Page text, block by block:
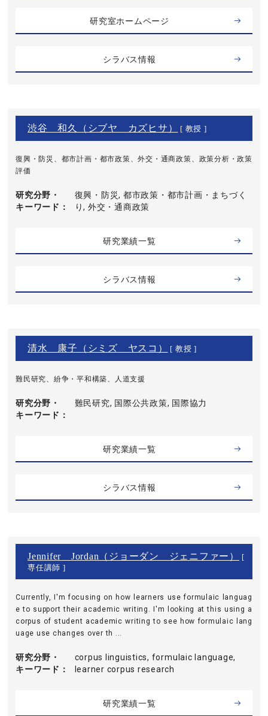
研究室ホームページ
シラバス情報
渋谷 和久（シブヤ カズヒサ） [ 教授 ]
復興・防災、都市計画・都市政策、外交・通商政策、政策分析・政策
評価
研究分野・
キーワード
復興・防災, 都市政策・都市計画・まちづく
り, 外交・通商政策
研究業績一覧
シラバス情報
清水 康子（シミズ ヤスコ） [ 教授 ]
難民研究、紛争・平和構築、人道支援
研究分野・
キーワード
難民研究, 国際公共政策, 国際協力
研究業績一覧
シラバス情報
Jennifer Jordan（ジョーダン ジェニファー）
[
専任講師 ]
Currently, I'm focusing on how learners use formulaic languag
e to support their academic writing. I'm looking at this using a
corpus of student academic writing to see how formulaic lang
uage use changes over th ...
研究分野・
キーワード
corpus linguistics, formulaic language,
learner corpus research
研究業績一覧